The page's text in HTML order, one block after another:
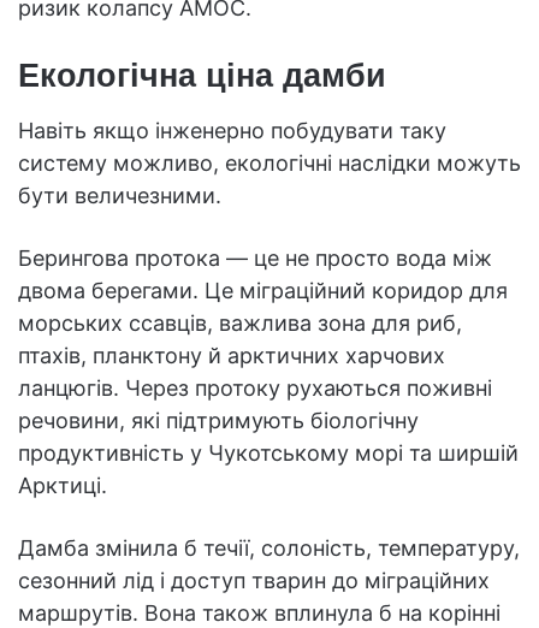
ризик колапсу AMOC.
Екологічна ціна дамби
Навіть якщо інженерно побудувати таку
систему можливо, екологічні наслідки можуть
бути величезними.
Берингова протока — це не просто вода між
двома берегами. Це міграційний коридор для
морських ссавців, важлива зона для риб,
птахів, планктону й арктичних харчових
ланцюгів. Через протоку рухаються поживні
речовини, які підтримують біологічну
продуктивність у Чукотському морі та ширшій
Арктиці.
Дамба змінила б течії, солоність, температуру,
сезонний лід і доступ тварин до міграційних
маршрутів. Вона також вплинула б на корінні